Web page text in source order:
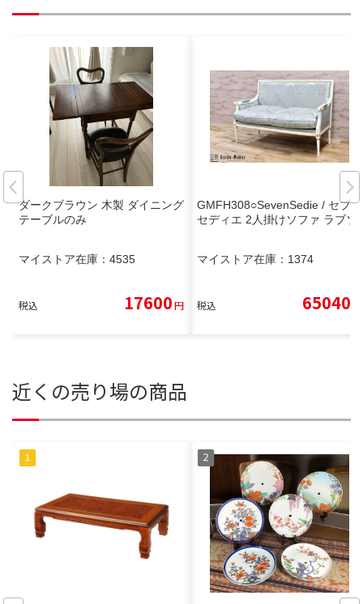
ダークブラウン 木製 ダイニング
テーブルのみ
マイストア在庫： 4535
税込 17600円
GMFH308○SevenSedie / セブン
セディエ 2人掛けソファ ラブソ
マイストア在庫： 1374
税込 65040
近くの売り場の商品